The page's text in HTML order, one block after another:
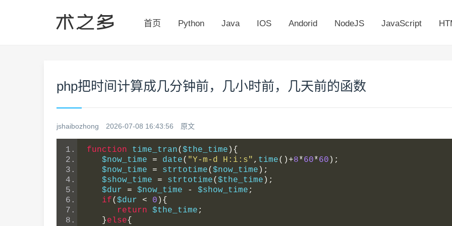
首页 Python Java IOS Andorid NodeJS JavaScript
php把时间计算成几分钟前，几小时前，几天前的函数
jshaibozhong 2026-07-08 16:43:56 原文
function time_tran( $the_time ){
   $now_time
= date( "Y-m-d H:i:s" , time()+8*60*60 );
   $now_time
= strtotime( $now_time );
   $show_time
= strtotime( $the_time );
   $dur
= $now_time - $show_time ;
if( $dur < 0 ){
return $the_time ;
}else{